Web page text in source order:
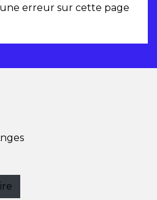
erreur sur cette page